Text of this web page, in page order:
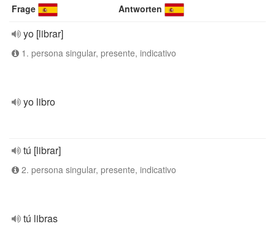
Frage Antworten
yo [librar]
1. persona singular, presente, indicativo
yo libro
tú [librar]
2. persona singular, presente, indicativo
tú libras